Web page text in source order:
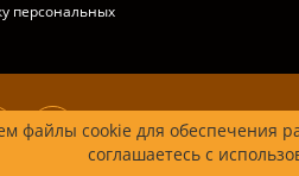
файлы cookie для обеспечения
соглашаетесь с
персональных